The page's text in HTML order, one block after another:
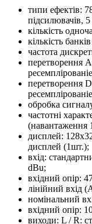
типи ефектів:
підсилювачів, 5
кількість
кількість
частота
перетворення
перетворення
обробка
частотні
(навантаження
дисплей:
дисплей (1шт.);
вхід:
dBu;
вхідний опір:
лінійний вхід
номінальний
вхідний опір:
виходи: L / R: